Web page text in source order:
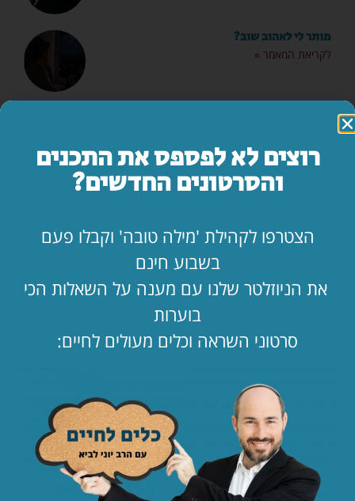
מותר לי לאהוב שוב?
לקריאת המאמר »
מה עושים ביום הצום?
"אמא, יש משהו שאני חייב לספר לך…"
לקריאת המאמר »
החופש כאן. בעלי שם. איך מחזיקים מעמד?!
הילד קיבל ווטסאפ. מה עכשיו? 📱
לקריאת המאמר »
רוצים לא לפספס את התכנים
והסרטונים החדשים?
הצטרפו לקהילת 'מילה טובה' וקבלו פעם
בשבוע חינם
את הניוזלטר שלנו עם מענה על השאלות הכי
בוערות
סרטוני השראה וכלים מעולים לחיים: